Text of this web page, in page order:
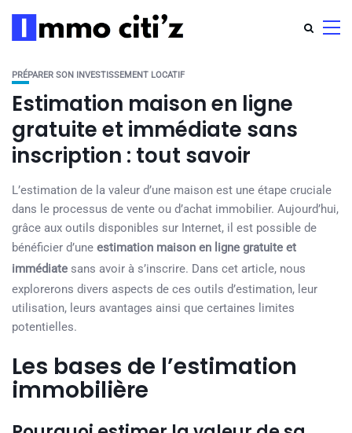
PRÉPARER SON INVESTISSEMENT LOCATIF
Estimation maison en ligne
gratuite et immédiate sans
inscription : tout savoir
L’estimation de la valeur d’une maison est une étape cruciale
dans le processus de vente ou d’achat immobilier. Aujourd’hui,
grâce aux outils disponibles sur Internet, il est possible de
bénéficier d’une estimation maison en ligne gratuite et
immédiate sans avoir à s’inscrire. Dans cet article, nous
explorerons divers aspects de ces outils d’estimation, leur
utilisation, leurs avantages ainsi que certaines limites
potentielles.
Les bases de l’estimation
immobilière